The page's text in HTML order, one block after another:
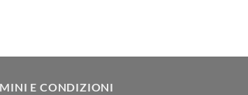
E CONDIZIONI